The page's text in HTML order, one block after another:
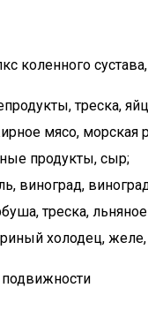
коленного
треска,
мясо,
продукты, сыр;
виноград,
треска,
холодец,